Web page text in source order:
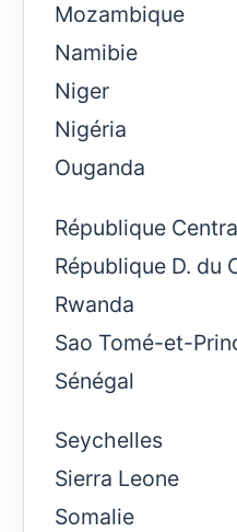
Mozambique
Namibie
Niger
Nigéria
Ouganda
République
République D. du
Rwanda
Sao Tomé-et-
Sénégal
Seychelles
Sierra Leone
Somalie